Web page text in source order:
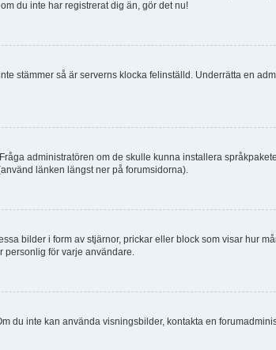
du inte har registrerat dig än, gör det nu!
stämmer så är serverns klocka felinställd. Underrätta en
administratören om de skulle kunna installera
länken längst ner på forumsidorna).
bilder i form av stjärnor, prickar eller block som visar hur
personlig för varje användare.
du inte kan använda visningsbilder, kontakta en